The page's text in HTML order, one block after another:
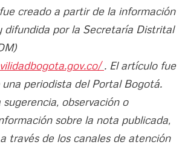
creado a partir de la información
difundida por la Secretaría Distrital
. El artículo fue
periodista del Portal Bogotá.
observación o
sobre la nota publicada,
través de los canales de atención